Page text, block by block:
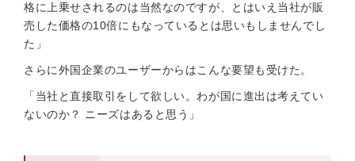
格に上乗せされるのは当然なのですが、とはいえ当社が販
売した価格の10倍にもなっているとは思いもしませんでし
た」
さらに外国企業のユーザーからはこんな要望も受けた。
「当社と直接取引をして欲しい。わが国に進出は考えてい
ないのか？ ニーズはあると思う」